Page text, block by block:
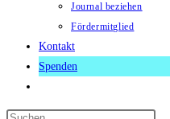
Journal beziehen
Fördermitglied
Kontakt
Spenden